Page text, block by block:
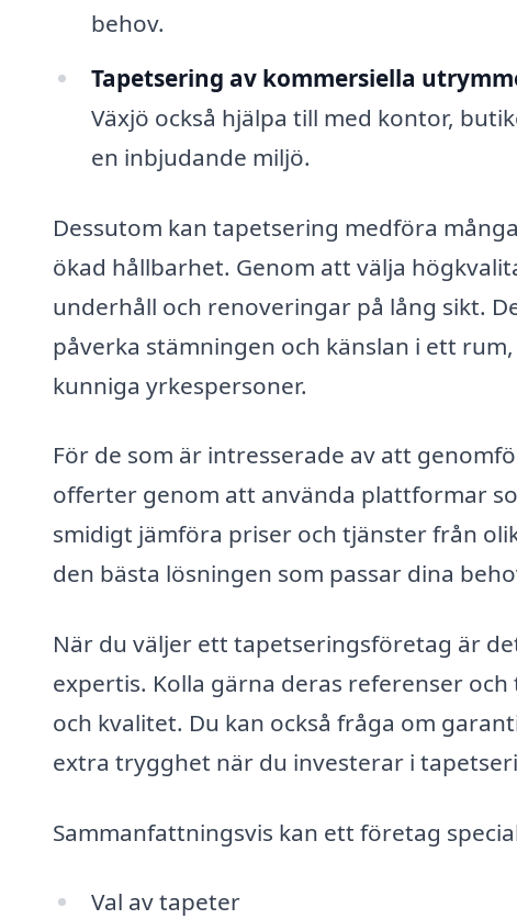
behov.
Tapetsering av kommersiella
Växjö också hjälpa till med kontor,
en inbjudande miljö.
Dessutom kan tapetsering medföra
ökad hållbarhet. Genom att välja
underhåll och renoveringar på lång sikt.
påverka stämningen och känslan i ett
kunniga yrkespersoner.
För de som är intresserade av att
offerter genom att använda plattformar
smidigt jämföra priser och tjänster från
den bästa lösningen som passar dina
När du väljer ett tapetseringsföretag är
expertis. Kolla gärna deras referenser
och kvalitet. Du kan också fråga om
extra trygghet när du investerar i
Sammanfattningsvis kan ett företag
Val av tapeter